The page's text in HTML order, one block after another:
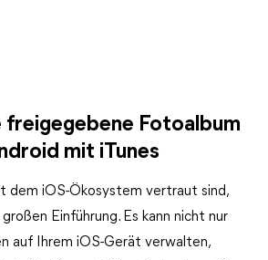
freigegebene Fotoalbum
mit iTunes
dem iOS-Ökosystem vertraut sind,
Einführung. Es kann nicht nur
auf Ihrem iOS-Gerät verwalten,